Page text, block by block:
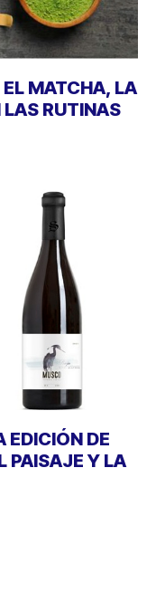
MATCHA, LA
LAS RUTINAS
EDICIÓN DE
PAISAJE Y LA